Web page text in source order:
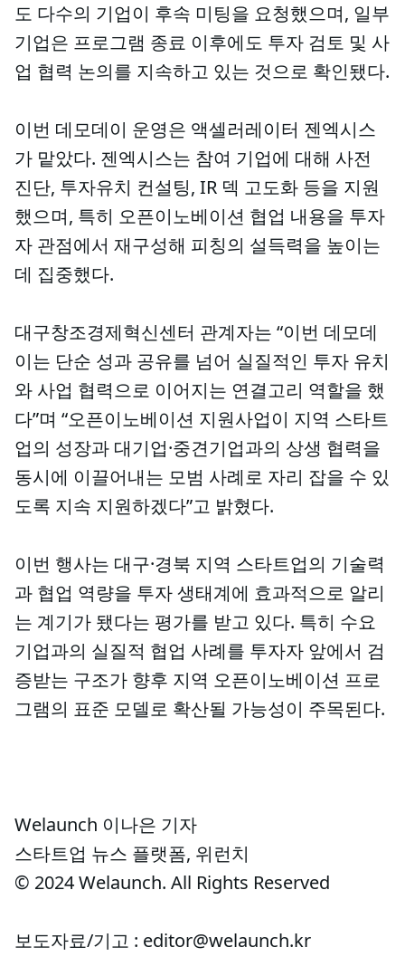
도 다수의 기업이 후속 미팅을 요청했으며, 일부
기업은 프로그램 종료 이후에도 투자 검토 및 사
업 협력 논의를 지속하고 있는 것으로 확인됐다.
이번 데모데이 운영은 액셀러레이터 젠엑시스
가 맡았다. 젠엑시스는 참여 기업에 대해 사전
진단, 투자유치 컨설팅, IR 덱 고도화 등을 지원
했으며, 특히 오픈이노베이션 협업 내용을 투자
자 관점에서 재구성해 피칭의 설득력을 높이는
데 집중했다.
대구창조경제혁신센터 관계자는 “이번 데모데
이는 단순 성과 공유를 넘어 실질적인 투자 유치
와 사업 협력으로 이어지는 연결고리 역할을 했
다”며 “오픈이노베이션 지원사업이 지역 스타트
업의 성장과 대기업·중견기업과의 상생 협력을
동시에 이끌어내는 모범 사례로 자리 잡을 수 있
도록 지속 지원하겠다”고 밝혔다.
이번 행사는 대구·경북 지역 스타트업의 기술력
과 협업 역량을 투자 생태계에 효과적으로 알리
는 계기가 됐다는 평가를 받고 있다. 특히 수요
기업과의 실질적 협업 사례를 투자자 앞에서 검
증받는 구조가 향후 지역 오픈이노베이션 프로
그램의 표준 모델로 확산될 가능성이 주목된다.
Welaunch 이나은 기자
스타트업 뉴스 플랫폼, 위런치
© 2024 Welaunch. All Rights Reserved
보도자료/기고 : editor@welaunch.kr